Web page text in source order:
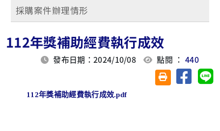
採購案件辦理情形
112年獎補助經費執行成效
發布日期：2024/10/08 點閱 ：440
友善列印(另開視
分享至
112年獎補助經費執行成效.pdf